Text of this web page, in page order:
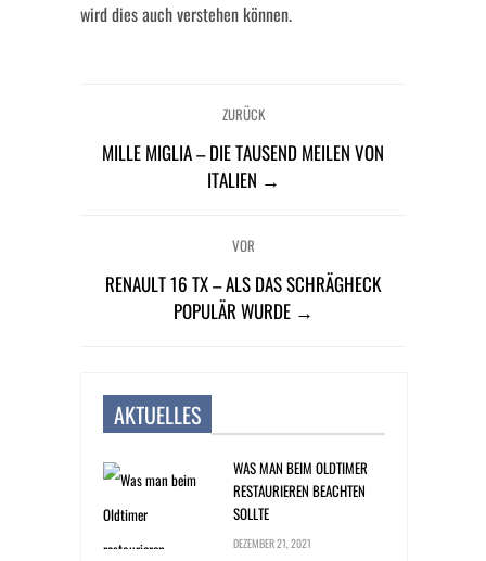
wird dies auch verstehen können.
ZURÜCK
MILLE MIGLIA – DIE TAUSEND MEILEN VON
ITALIEN →
VOR
RENAULT 16 TX – ALS DAS SCHRÄGHECK
POPULÄR WURDE →
AKTUELLES
WAS MAN BEIM OLDTIMER
RESTAURIEREN BEACHTEN
SOLLTE
DEZEMBER 21, 2021